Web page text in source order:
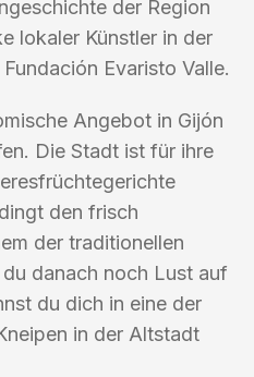
der Region
lokaler Künstler in der
Evaristo Valle.
Angebot in Gijón
Die Stadt ist für ihre
den frisch
der traditionellen
danach noch Lust auf
du dich in eine der
in der Altstadt